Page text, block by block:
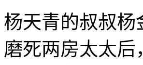
杨天青的叔叔
磨死两房太太